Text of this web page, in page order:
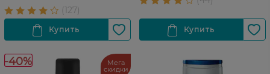
-40% Мега
скидки